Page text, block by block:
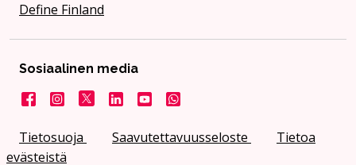
Define Finland
Tietosuoja Saavutettavuusseloste
Tietoa
evästeistä
Sosiaalinen media
FacebookInstagram
X LinkedInYouTubeKaupunki WhatsApissa